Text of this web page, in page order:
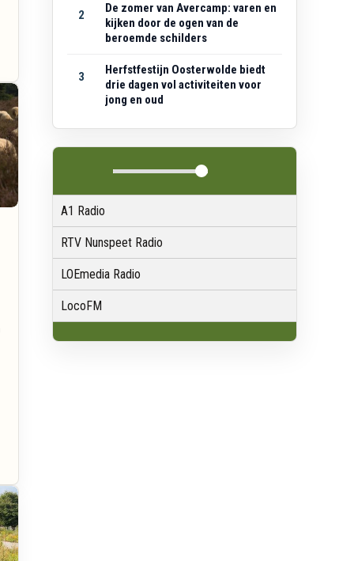
2
De zomer van Avercamp: varen en
kijken door de ogen van de
beroemde schilders
3
Herfstfestijn Oosterwolde biedt
drie dagen vol activiteiten voor
jong en oud
A1 Radio
RTV Nunspeet Radio
LOEmedia Radio
LocoFM